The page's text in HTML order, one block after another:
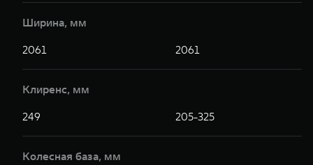
Ширина, мм
2061 2061
Клиренс, мм
249 205-325
Колесная база, мм